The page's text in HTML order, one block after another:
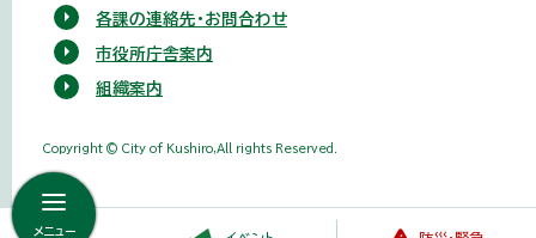
メニュー
各課の連絡先・お問合わせ
市役所庁舎案内
組織案内
Copyright © City of Kushiro,All rights Reserved.